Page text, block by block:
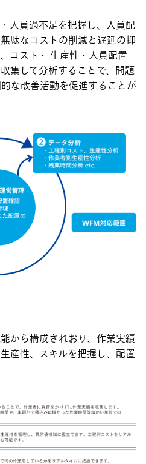
人員過不足を把握し、人員配
駄なコストの削減と遅延の抑
コスト・ 生産性・人員配置
集して分析することで、問題
な改善活動を促進することが
から構成されおり、作業実績
産性、スキルを把握し、配置